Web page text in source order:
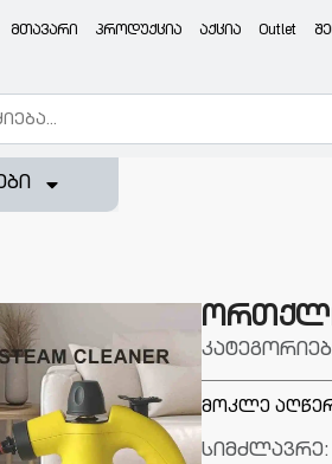
მთავარი პროდუქცია აქცია Outlet
მოკლე
სიმძლავრე: